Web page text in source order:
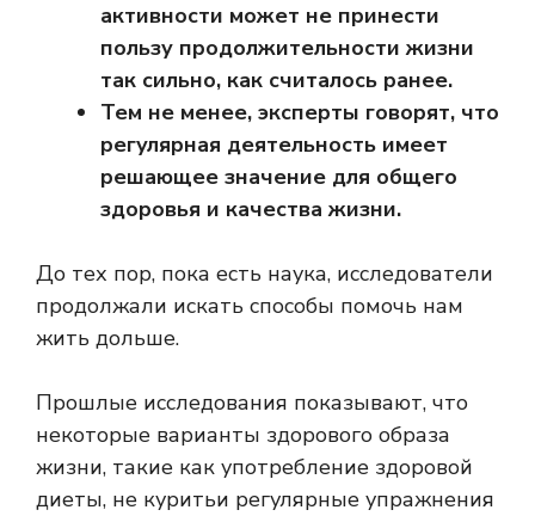
активности может не принести
пользу продолжительности жизни
так сильно, как считалось ранее.
Тем не менее, эксперты говорят, что
регулярная деятельность имеет
решающее значение для общего
здоровья и качества жизни.
До тех пор, пока есть наука, исследователи
продолжали искать способы помочь нам
жить дольше.
Прошлые исследования показывают, что
некоторые варианты здорового образа
жизни, такие как употребление здоровой
диеты, не куритьи регулярные упражнения